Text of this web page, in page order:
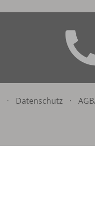
· Datenschutz ·